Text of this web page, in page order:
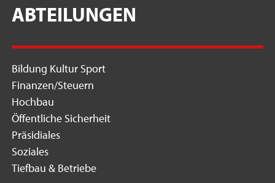
ABTEILUNGEN
Bildung Kultur Sport
Finanzen/Steuern
Hochbau
Öffentliche Sicherheit
Präsidiales
Soziales
Tiefbau & Betriebe